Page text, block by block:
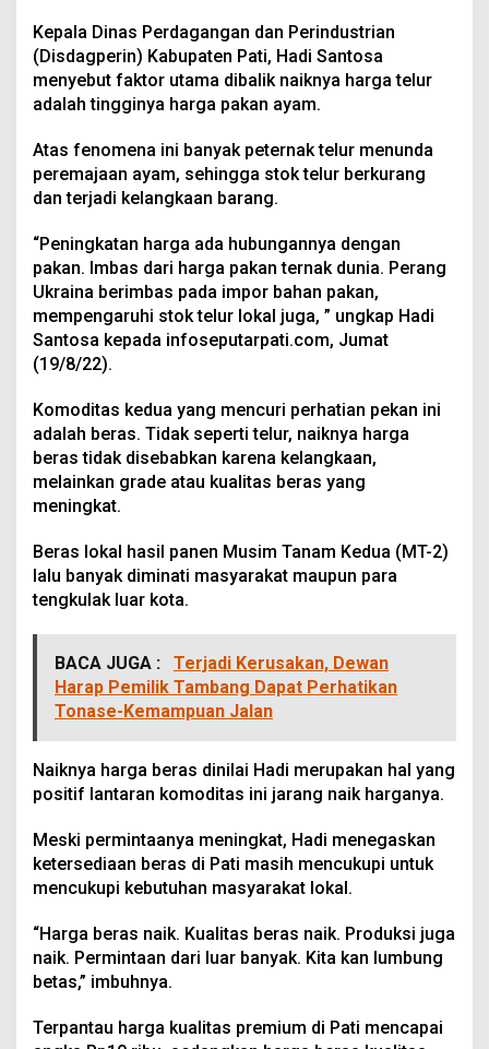
Kepala Dinas Perdagangan dan Perindustrian
(Disdagperin) Kabupaten Pati, Hadi Santosa
menyebut faktor utama dibalik naiknya harga telur
adalah tingginya harga pakan ayam.
Atas fenomena ini banyak peternak telur menunda
peremajaan ayam, sehingga stok telur berkurang
dan terjadi kelangkaan barang.
“Peningkatan harga ada hubungannya dengan
pakan. Imbas dari harga pakan ternak dunia. Perang
Ukraina berimbas pada impor bahan pakan,
mempengaruhi stok telur lokal juga, ” ungkap Hadi
Santosa kepada infoseputarpati.com, Jumat
(19/8/22).
Komoditas kedua yang mencuri perhatian pekan ini
adalah beras. Tidak seperti telur, naiknya harga
beras tidak disebabkan karena kelangkaan,
melainkan grade atau kualitas beras yang
meningkat.
Beras lokal hasil panen Musim Tanam Kedua (MT-2)
lalu banyak diminati masyarakat maupun para
tengkulak luar kota.
BACA JUGA :
Terjadi Kerusakan, Dewan
Harap Pemilik Tambang Dapat Perhatikan
Tonase-Kemampuan Jalan
Naiknya harga beras dinilai Hadi merupakan hal yang
positif lantaran komoditas ini jarang naik harganya.
Meski permintaanya meningkat, Hadi menegaskan
ketersediaan beras di Pati masih mencukupi untuk
mencukupi kebutuhan masyarakat lokal.
“Harga beras naik. Kualitas beras naik. Produksi juga
naik. Permintaan dari luar banyak. Kita kan lumbung
betas,” imbuhnya.
Terpantau harga kualitas premium di Pati mencapai